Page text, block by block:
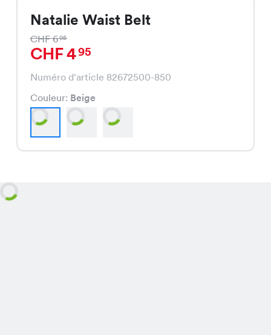
Natalie Waist Belt
CHF 695
CHF 495
Numéro d'article 82672500-850
Couleur: Beige